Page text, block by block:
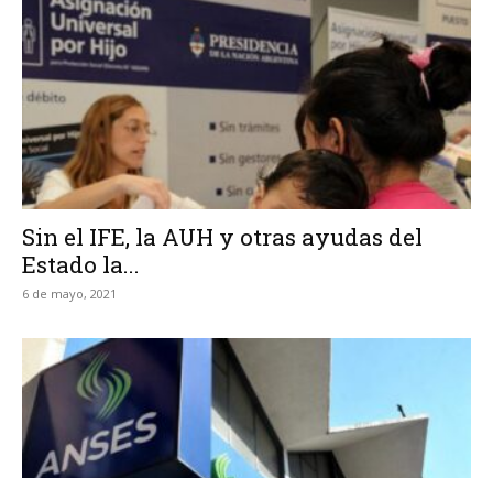
Sin el IFE, la AUH y otras ayudas del
Estado la...
6 de mayo, 2021